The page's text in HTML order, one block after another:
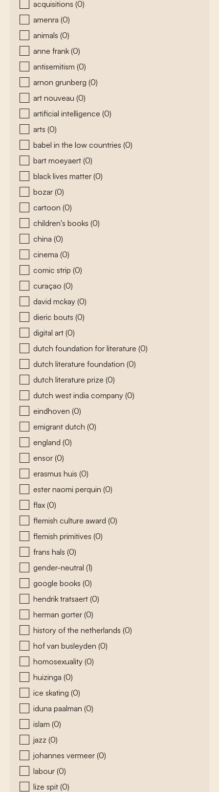
acquisitions (0)
amenra (0)
animals (0)
anne frank (0)
antisemitism (0)
arnon grunberg (0)
art nouveau (0)
artificial intelligence (0)
arts (0)
babel in the low countries (0)
bart moeyaert (0)
black lives matter (0)
bozar (0)
cartoon (0)
children's books (0)
china (0)
cinema (0)
comic strip (0)
curaçao (0)
david mckay (0)
dieric bouts (0)
digital art (0)
dutch foundation for literature (0)
dutch literature foundation (0)
dutch literature prize (0)
dutch west india company (0)
eindhoven (0)
emigrant dutch (0)
england (0)
ensor (0)
erasmus huis (0)
ester naomi perquin (0)
flax (0)
flemish culture award (0)
flemish primitives (0)
frans hals (0)
gender-neutral (1)
google books (0)
hendrik tratsaert (0)
herman gorter (0)
history of the netherlands (0)
hof van busleyden (0)
homosexuality (0)
huizinga (0)
ice skating (0)
iduna paalman (0)
islam (0)
jazz (0)
johannes vermeer (0)
labour (0)
lize spit (0)